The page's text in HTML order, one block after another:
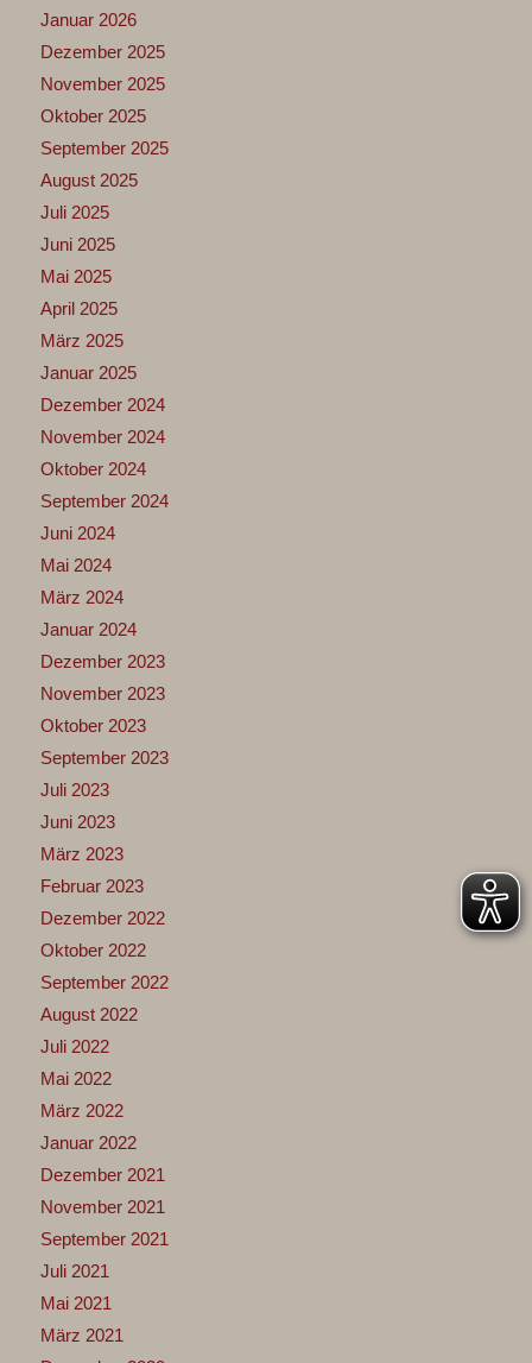
Januar 2026
Dezember 2025
November 2025
Oktober 2025
September 2025
August 2025
Juli 2025
Juni 2025
Mai 2025
April 2025
März 2025
Januar 2025
Dezember 2024
November 2024
Oktober 2024
September 2024
Juni 2024
Mai 2024
März 2024
Januar 2024
Dezember 2023
November 2023
Oktober 2023
September 2023
Juli 2023
Juni 2023
März 2023
Februar 2023
Dezember 2022
Oktober 2022
September 2022
August 2022
Juli 2022
Mai 2022
März 2022
Januar 2022
Dezember 2021
November 2021
September 2021
Juli 2021
Mai 2021
März 2021